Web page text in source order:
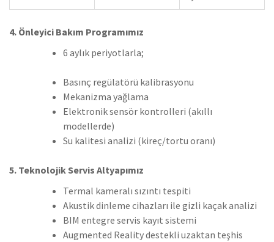
4. Önleyici Bakım Programımız
6 aylık periyotlarla;
Basınç regülatörü kalibrasyonu
Mekanizma yağlama
Elektronik sensör kontrolleri (akıllı
modellerde)
Su kalitesi analizi (kireç/tortu oranı)
5. Teknolojik Servis Altyapımız
Termal kameralı sızıntı tespiti
Akustik dinleme cihazları ile gizli kaçak analizi
BIM entegre servis kayıt sistemi
Augmented Reality destekli uzaktan teşhis